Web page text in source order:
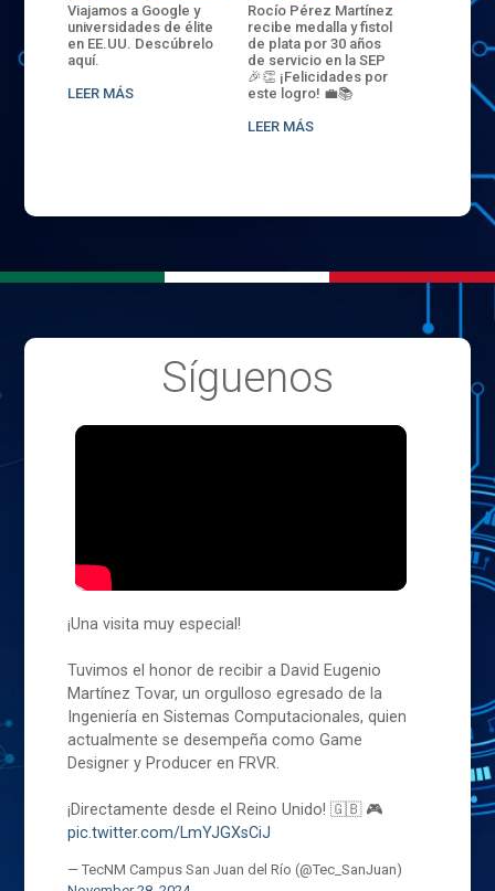
Viajamos a Google y
universidades de élite
en EE.UU. Descúbrelo
aquí.
LEER MÁS
Rocío Pérez Martínez
recibe medalla y fistol
de plata por 30 años
de servicio en la SEP
🎉👏 ¡Felicidades por
este logro! 💼📚
LEER MÁS
ENECB-
del
batalla.
32
sede
Síguenos
¡Una visita muy especial!
Tuvimos el honor de recibir a David Eugenio
Martínez Tovar, un orgulloso egresado de la
Ingeniería en Sistemas Computacionales, quien
actualmente se desempeña como Game
Designer y Producer en FRVR.
¡Directamente desde el Reino Unido! 🇬🇧 🎮
pic.twitter.com/LmYJGXsCiJ
— TecNM Campus San Juan del Río (@Tec_SanJuan)